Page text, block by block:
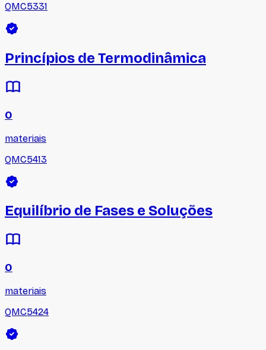
QMC5331
Princípios de Termodinâmica
0
materiais
QMC5413
Equilíbrio de Fases e Soluções
0
materiais
QMC5424